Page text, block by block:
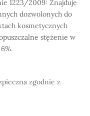
1223/2009: Znajduje
dozwolonych do
kosmetycznych
stężenie w
zgodnie z